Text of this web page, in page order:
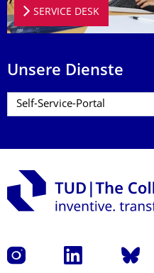
SERVICE DESK
Unsere Dienste
Instagram LinkedIn Bluesky